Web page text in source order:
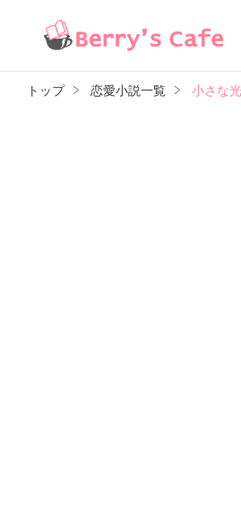
トップ 恋愛小説一覧 小さな